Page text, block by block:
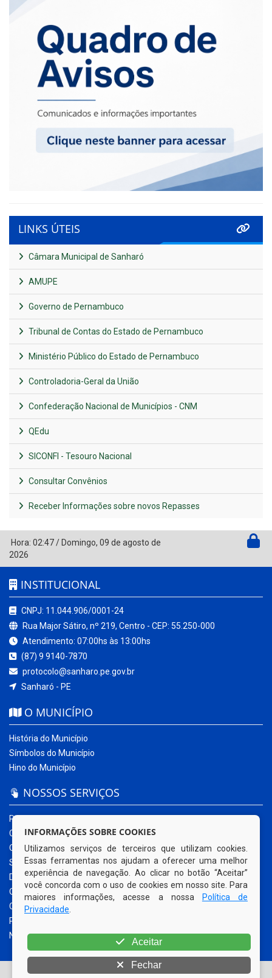
LINKS ÚTEIS
Câmara Municipal de Sanharó
AMUPE
Governo de Pernambuco
Tribunal de Contas do Estado de Pernambuco
Ministério Público do Estado de Pernambuco
Controladoria-Geral da União
Confederação Nacional de Municípios - CNM
QEdu
SICONFI - Tesouro Nacional
Consultar Convênios
Receber Informações sobre novos Repasses
Hora: 02:47/ Domingo, 09 de agosto de
2026
INSTITUCIONAL
CNPJ: 11.044.906/0001-24
Rua Major Sátiro, nº 219, Centro - CEP: 55.250-000
Atendimento: 07:00hs às 13:00hs
(87) 9 9140-7870
protocolo@sanharo.pe.gov.br
Sanharó - PE
O MUNICÍPIO
História do Município
Símbolos do Município
Hino do Município
NOSSOS SERVIÇOS
Portal da Transparência
Carta de Serviços ao Usuário
Ouvidoria Municipal
Sistema Eletrônico – e-SIC
Diário Oficial
Quadro de Avisos
Contracheque Online
Portal do Contribuinte
Nota Fiscal Eletrônica
INFORMAÇÕES SOBRE COOKIES
Utilizamos serviços de terceiros que utilizam cookies.
Essas ferramentas nos ajudam a oferecer uma melhor
experiência de navegação. Ao clicar no botão “Aceitar”
você concorda com o uso de cookies em nosso site. Para
maiores informações, acesse a nossa
Política de
Privacidade
Aceitar
Fechar